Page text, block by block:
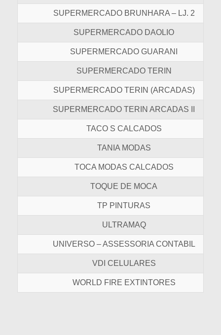
SUPERMERCADO BRUNHARA – LJ. 2
SUPERMERCADO DAOLIO
SUPERMERCADO GUARANI
SUPERMERCADO TERIN
SUPERMERCADO TERIN (ARCADAS)
SUPERMERCADO TERIN ARCADAS II
TACO S CALCADOS
TANIA MODAS
TOCA MODAS CALCADOS
TOQUE DE MOCA
TP PINTURAS
ULTRAMAQ
UNIVERSO – ASSESSORIA CONTABIL
VDI CELULARES
WORLD FIRE EXTINTORES